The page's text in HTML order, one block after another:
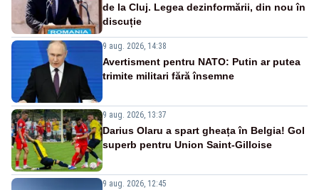
de la Cluj. Legea dezinformării, din nou în
discuție
9 aug. 2026, 14:38
Avertisment pentru NATO: Putin ar putea
trimite militari fără însemne
9 aug. 2026, 13:37
Darius Olaru a spart gheața în Belgia! Gol
superb pentru Union Saint-Gilloise
9 aug. 2026, 12:45